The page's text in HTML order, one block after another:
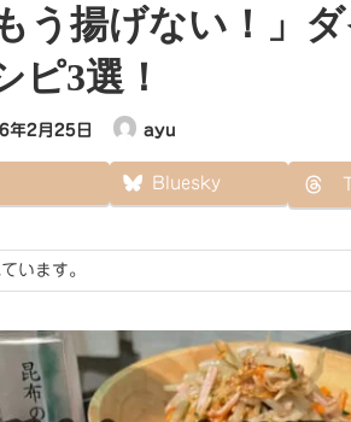
う揚げない！」
ピ3選！
年2月25日 ayu
Bluesky
います。